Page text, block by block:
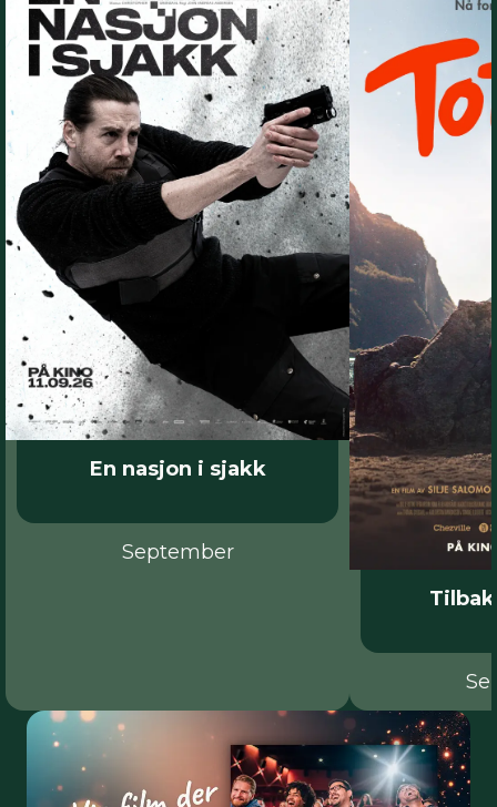
En nasjon i sjakk
September